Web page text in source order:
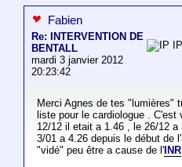
Fabien
Re: INTERVENTION DE
BENTALL
mardi 3 janvier 2012
20:23:42
Merci Agnes de tes "lumières"
liste pour le cardiologue .
12/12 il etait a 1.46 , le 26/12
3/01 a 4.26 depuis le début de
"vidé" peu être a cause de l'INR